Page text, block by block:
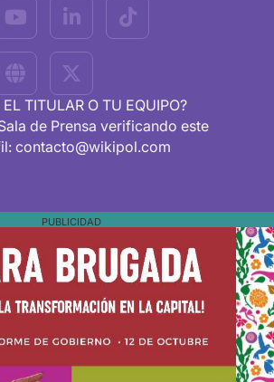
EL TITULAR O TU EQUIPO?
de Prensa verificando este
contacto@wikipol.com
PUBLICIDAD